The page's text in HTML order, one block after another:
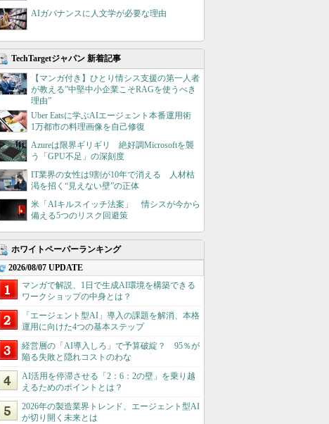
AIガバナンスに人文学が必要な理由
TechTargetジャパン 新着記事
【マンガ付き】ひとり情シス支援の第一人者
が教える”中堅中小企業こそRAGを使うべき
理由”
Uber Eatsに学ぶAIエージェント本番運用術
1万都市の料理画像を自己修復
Azureは限界ギリギリ 絶好調Microsoftを襲
う「GPU不足」の深刻度
IT業界の女性は9割が10年で消える 人材枯
渇を招く“見えない壁”の正体
米「AIキルスイッチ法案」 情シスが今から
備える5つのリスク回避策
ホワイトペーパーランキング
2026/08/07 UPDATE
マンガで解説、1日で生成AI環境を構築できる
ワークショップの中身とは？
「エージェント型AI」導入の課題を解消、本格
運用に向けた4つの基本ステップ
経営層の「AI導入しろ」で予算破綻？ 95％が
陥る失敗と隠れコストのわな
AI活用を停滞させる「2：6：2の壁」を乗り越
えるためのポイントとは？
2026年の製造業界トレンド、エージェント型AI
が切り開く未来とは